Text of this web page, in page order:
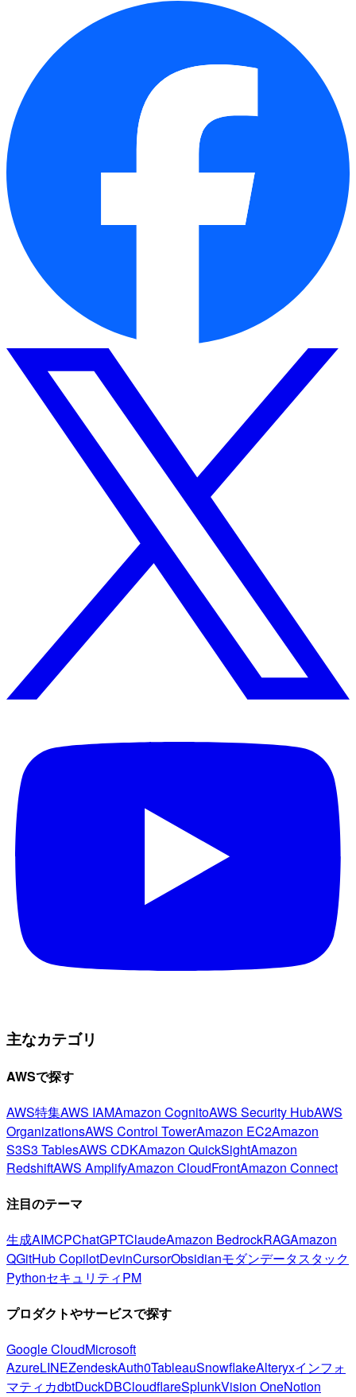
主なカテゴリ
AWSで探す
AWS特集AWS IAMAmazon CognitoAWS Security HubAWS
OrganizationsAWS Control TowerAmazon EC2Amazon
S3S3 TablesAWS CDKAmazon QuickSightAmazon
RedshiftAWS AmplifyAmazon CloudFrontAmazon Connect
注目のテーマ
生成AIMCPChatGPTClaudeAmazon BedrockRAGAmazon
QGitHub CopilotDevinCursorObsidianモダンデータスタック
PythonセキュリティPM
プロダクトやサービスで探す
Google CloudMicrosoft
AzureLINEZendeskAuth0TableauSnowflakeAlteryxインフォ
マティカdbtDuckDBCloudflareSplunkVision OneNotion